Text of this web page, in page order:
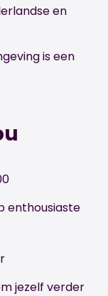
en
is een
enthousiaste
jezelf verder